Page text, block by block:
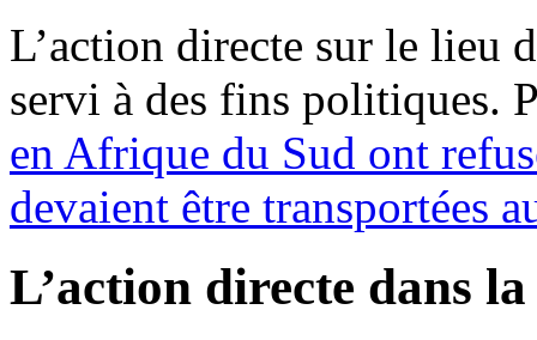
L’action directe sur le lieu
servi à des fins politiques.
en Afrique du Sud ont
devaient être transportées
L’action directe dans